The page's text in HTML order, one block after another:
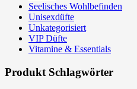
Seelisches Wohlbefinden
Unisexdüfte
Unkategorisiert
VIP Düfte
Vitamine & Essentials
Produkt Schlagwörter